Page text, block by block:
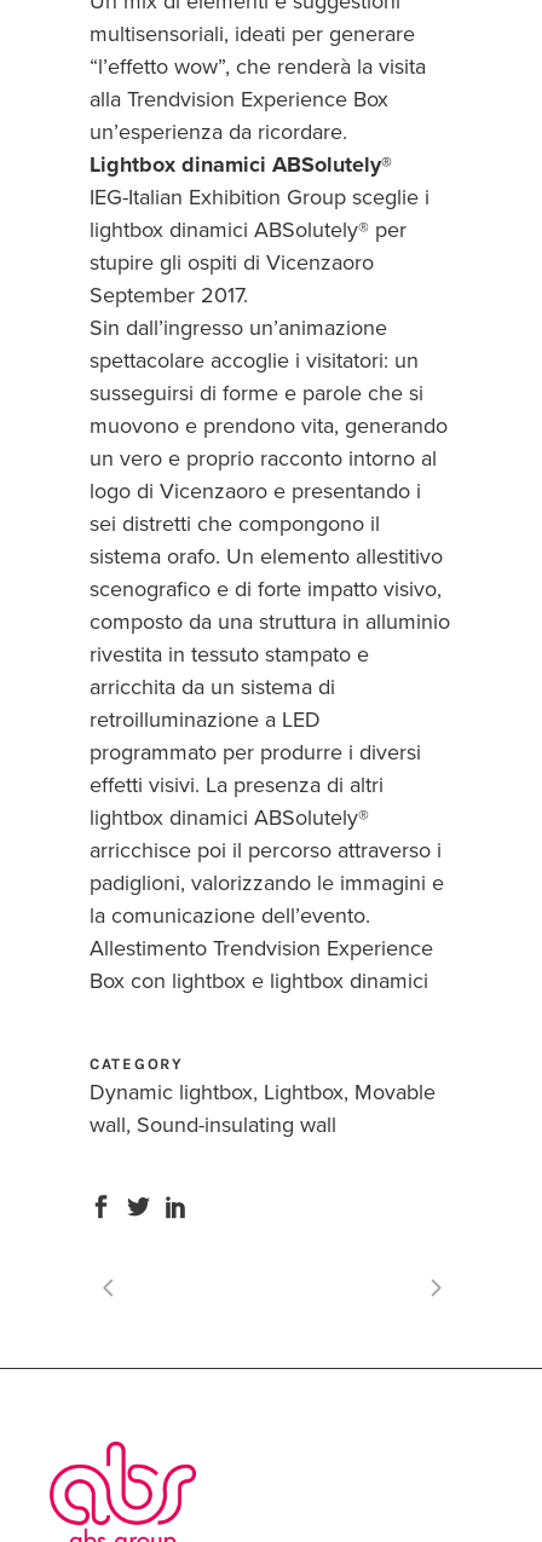
multisensoriali, ideati per generare
“l’effetto wow”, che renderà la visita
alla Trendvision Experience Box
un’esperienza da ricordare.
Lightbox dinamici ABSolutely®
IEG-Italian Exhibition Group sceglie i
lightbox dinamici ABSolutely® per
stupire gli ospiti di Vicenzaoro
September 2017.
Sin dall’ingresso un’animazione
spettacolare accoglie i visitatori: un
susseguirsi di forme e parole che si
muovono e prendono vita, generando
un vero e proprio racconto intorno al
logo di Vicenzaoro e presentando i
sei distretti che compongono il
sistema orafo. Un elemento allestitivo
scenografico e di forte impatto visivo,
composto da una struttura in alluminio
rivestita in tessuto stampato e
arricchita da un sistema di
retroilluminazione a LED
programmato per produrre i diversi
effetti visivi. La presenza di altri
lightbox dinamici ABSolutely®
arricchisce poi il percorso attraverso i
padiglioni, valorizzando le immagini e
la comunicazione dell’evento.
Allestimento Trendvision Experience
Box con lightbox e lightbox dinamici
CATEGORY
Dynamic lightbox, Lightbox, Movable
wall, Sound-insulating wall